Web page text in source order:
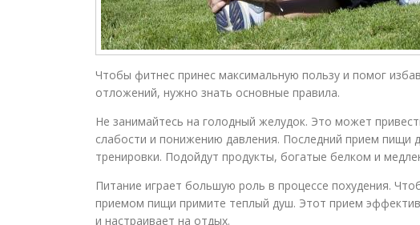
Чтобы фитнес принес максимальную пользу и помог
отложений, нужно знать основные правила.
Не занимайтесь на голодный желудок. Это может
слабости и понижению давления. Последний прием пищи
тренировки. Подойдут продукты, богатые белком и
Питание играет большую роль в процессе похудения.
приемом пищи примите теплый душ. Этот прием
и настраивает на отдых.